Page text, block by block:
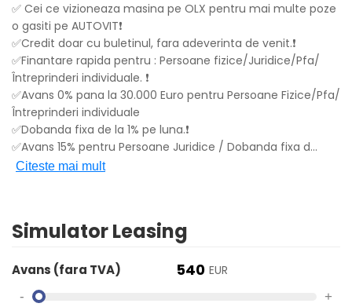
✅ Cei ce vizioneaza masina pe OLX pentru mai multe poze
o gasiti pe AUTOVIT❗️
✅Credit doar cu buletinul, fara adeverinta de venit.❗️
✅Finantare rapida pentru : Persoane fizice/Juridice/Pfa/
Întreprinderi individuale. ❗️
✅Avans 0% pana la 30.000 Euro pentru Persoane Fizice/Pfa/
Întreprinderi individuale
✅Dobanda fixa de la 1% pe luna.❗️
✅Avans 15% pentru Persoane Juridice / Dobanda fixa d...
Citeste mai mult
Simulator Leasing
Avans (fara TVA) 540 EUR
- +